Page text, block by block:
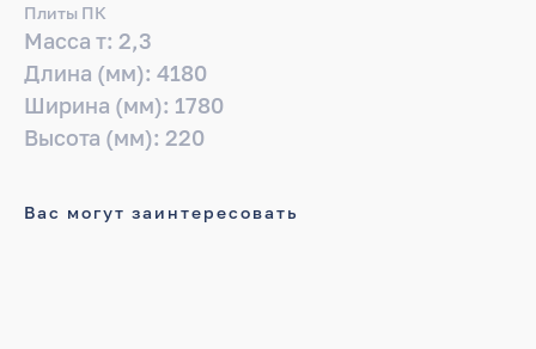
Плиты ПК
Масса т: 2,3
Длина (мм): 4180
Ширина (мм): 1780
Высота (мм): 220
Вас могут заинтересовать